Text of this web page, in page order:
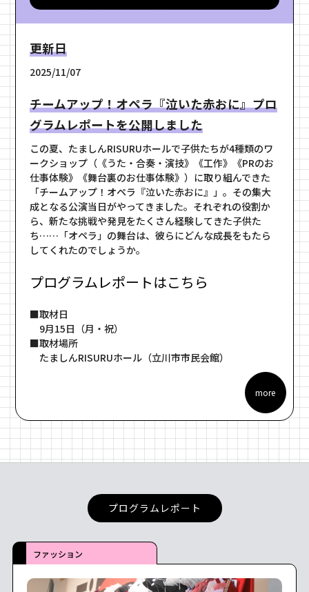
更新日
2025/11/07
チームアップ！オペラ『泣いた赤おに』プロ
グラムレポートを公開しました
この夏、たましんRISURUホールで子供たちが4種類のワ
ークショップ（《うた・合奏・演技》《工作》《PRのお
仕事体験》《舞台裏のお仕事体験》）に取り組んできた
「チームアップ！オペラ『泣いた赤おに』」。その集大
成となる公演当日がやってきました。それぞれの役割か
ら、新たな挑戦や発見をたくさん経験してきた子供た
ち……「オペラ」の舞台は、彼らにどんな成長をもたら
してくれたのでしょうか。
プログラムレポートはこちら
■取材日
9月15日（月・祝）
■取材場所
たましんRISURUホール（立川市市民会館）
more
プログラムレポート
ファッション